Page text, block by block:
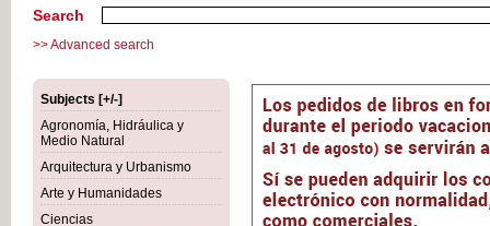
Search
>> Advanced search
Subjects [+/-]
Agronomía, Hidráulica y
Medio Natural
Arquitectura y Urbanismo
Arte y Humanidades
Ciencias